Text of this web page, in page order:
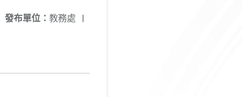
發布單位： 教務處 |